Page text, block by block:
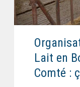
Lait en
Comté :